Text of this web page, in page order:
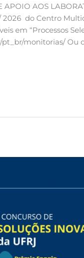
APOIO AOS
2026 do Centro
em “Processos
monitorias/ Ou